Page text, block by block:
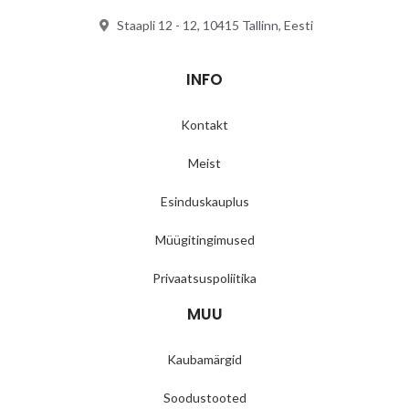
Staapli 12 - 12, 10415 Tallinn, Eesti
INFO
Kontakt
Meist
Esinduskauplus
Müügitingimused
Privaatsuspoliitika
MUU
Kaubamärgid
Soodustooted